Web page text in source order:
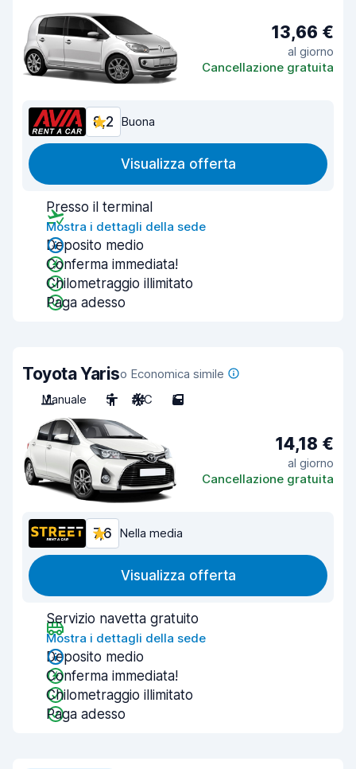
13,66 €
al giorno
Cancellazione gratuita
8,2 Buona
Visualizza offerta
Presso il terminal
Mostra i dettagli della sede
Deposito medio
Conferma immediata!
Chilometraggio illimitato
Paga adesso
Toyota Yariso Economica simile
Manuale
5 A/C 5
14,18 €
al giorno
Cancellazione gratuita
7,6 Nella media
Visualizza offerta
Servizio navetta gratuito
Mostra i dettagli della sede
Deposito medio
Conferma immediata!
Chilometraggio illimitato
Paga adesso